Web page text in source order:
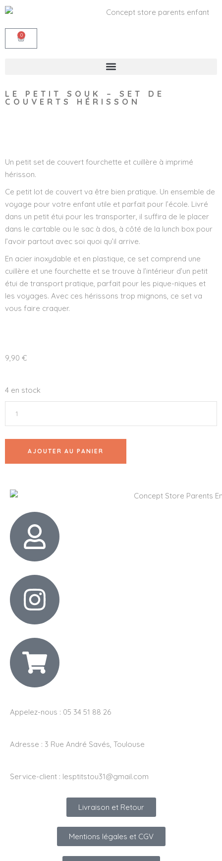
0
LE PETIT SOUK – SET DE
COUVERTS HÉRISSON
Un petit set de couvert fourchette et cuillère à imprimé
hérisson.
Ce petit lot de couvert va être bien pratique. Un ensemble de
voyage pour votre enfant utile et parfait pour l’école. Livré
dans un petit étui pour les transporter, il suffira de le placer
dans le cartable ou le sac à dos, à côté de la lunch box pour
l’avoir partout avec soi quoi qu’il arrive.
En acier inoxydable et en plastique, ce set comprend une
cuillère et une fourchette et se trouve à l’intérieur d’un petit
étui de transport pratique, parfait pour les pique-niques et
les voyages. Avec ces hérissons trop mignons, ce set va
vous faire craquer.
9,90 €
4 en stock
AJOUTER AU PANIER
Appelez-nous : 05 34 51 88 26
Adresse : 3 Rue André Savés, Toulouse
Service-client : lesptitstou31@gmail.com
Livraison et Retour
Mentions légales et CGV